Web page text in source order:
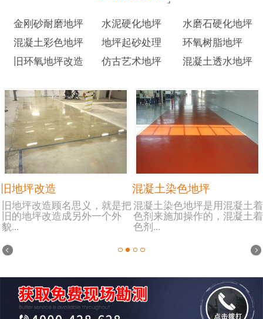
金刚砂耐磨地坪 水泥硬化地坪
水磨石硬化地坪
混凝土彩色地坪
地坪起砂处理
环氧树脂地坪
旧环氧地坪改造
仿古艺术地坪 混凝土透水地坪
旧地坪改造
旧地坪改造顾名思义，就是把
旧的地坪改造成另外一个外
貌...
混凝土染色地坪
混凝土染色地坪是用混凝土着
色剂来施加操作的，混凝土着
色剂...